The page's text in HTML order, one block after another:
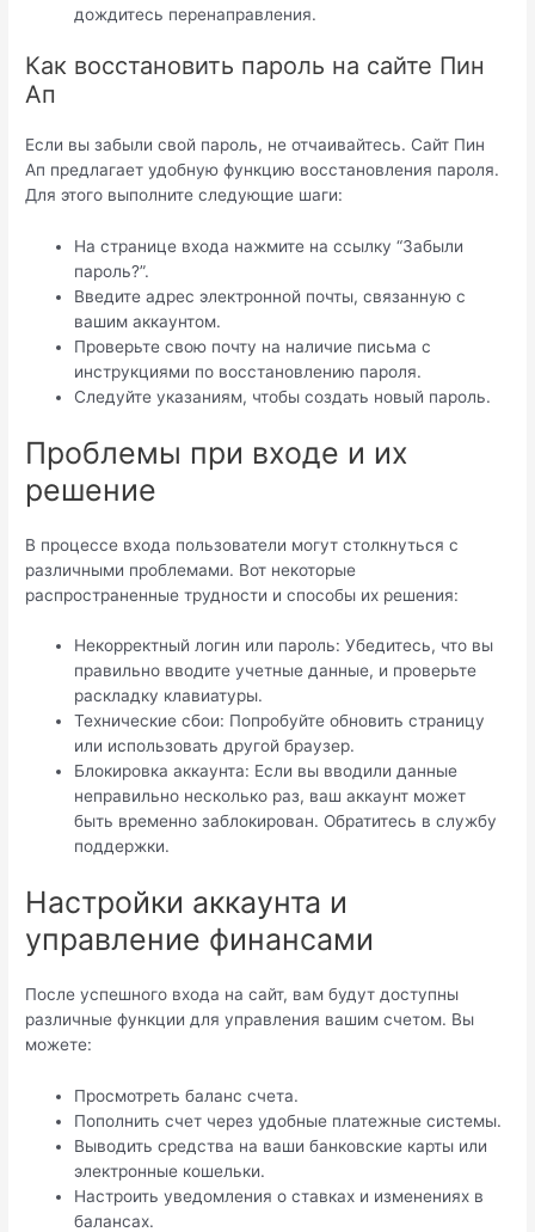
дождитесь перенаправления.
Как восстановить пароль на сайте Пин
Ап
Если вы забыли свой пароль, не отчаивайтесь. Сайт Пин
Ап предлагает удобную функцию восстановления пароля.
Для этого выполните следующие шаги:
На странице входа нажмите на ссылку “Забыли
пароль?”.
Введите адрес электронной почты, связанную с
вашим аккаунтом.
Проверьте свою почту на наличие письма с
инструкциями по восстановлению пароля.
Следуйте указаниям, чтобы создать новый пароль.
Проблемы при входе и их
решение
В процессе входа пользователи могут столкнуться с
различными проблемами. Вот некоторые
распространенные трудности и способы их решения:
Некорректный логин или пароль: Убедитесь, что вы
правильно вводите учетные данные, и проверьте
раскладку клавиатуры.
Технические сбои: Попробуйте обновить страницу
или использовать другой браузер.
Блокировка аккаунта: Если вы вводили данные
неправильно несколько раз, ваш аккаунт может
быть временно заблокирован. Обратитесь в службу
поддержки.
Настройки аккаунта и
управление финансами
После успешного входа на сайт, вам будут доступны
различные функции для управления вашим счетом. Вы
можете:
Просмотреть баланс счета.
Пополнить счет через удобные платежные системы.
Выводить средства на ваши банковские карты или
электронные кошельки.
Настроить уведомления о ставках и изменениях в
балансах.